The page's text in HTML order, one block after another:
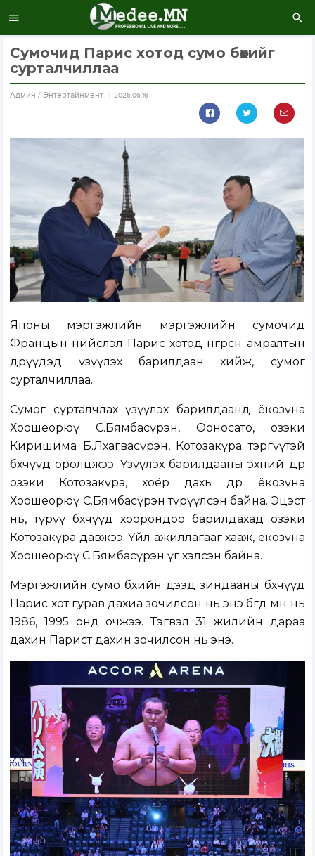
Сумочид Парис хотод сумо бөхийг
сурталчиллаа
Aдмин / Энтертайнмент 2026.06.16
Японы мэргэжлийн мэргэжлийн сумочид
Францын нийслэл Парис хотод өнгөрсөн амралтын
өдрүүдэд үзүүлэх барилдаан хийж, сумог
сурталчиллаа.
Сумог сурталчлах үзүүлэх барилдаанд ёкозүна
Хоошёорюү С.Бямбасүрэн, Ооносато, озэки
Киришима Б.Лхагвасүрэн, Котозакүра тэргүүтэй
бөхчүүд оролцжээ. Үзүүлэх барилдааны эхний өдөр
озэки Котозакүра, хоёр дахь өдөр ёкозүна
Хоошёорюү С.Бямбасүрэн түрүүлсэн байна. Эцэст
нь, түрүү бөхчүүд хоорондоо барилдахад озэки
Котозакүра давжээ. Үйл ажиллагааг хааж, ёкозүна
Хоошёорюү С.Бямбасүрэн үг хэлсэн байна.
Мэргэжлийн сумо бөхийн дээд зиндааны бөхчүүд
Парис хот гурав дахиа зочилсон нь энэ бөгөөд өмнө нь
1986, 1995 онд очжээ. Тэгвэл 31 жилийн дараа
дахин Парист дахин зочилсон нь энэ.